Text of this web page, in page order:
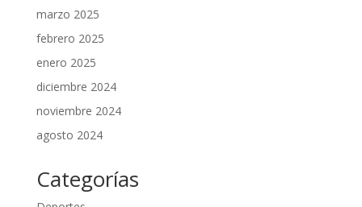
marzo 2025
febrero 2025
enero 2025
diciembre 2024
noviembre 2024
agosto 2024
Categorías